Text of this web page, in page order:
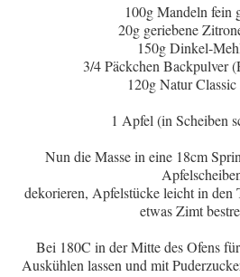
100g Mandeln fein
20g geriebene
150g Dinkel-
3/4 Päckchen Backpulver
120g Natur
1 Apfel (in Scheiben
Nun die Masse in eine 18cm
dekorieren, Apfelstücke leicht in den
etwas Zimt
Bei 180C in der Mitte des Ofens
Auskühlen lassen und mit